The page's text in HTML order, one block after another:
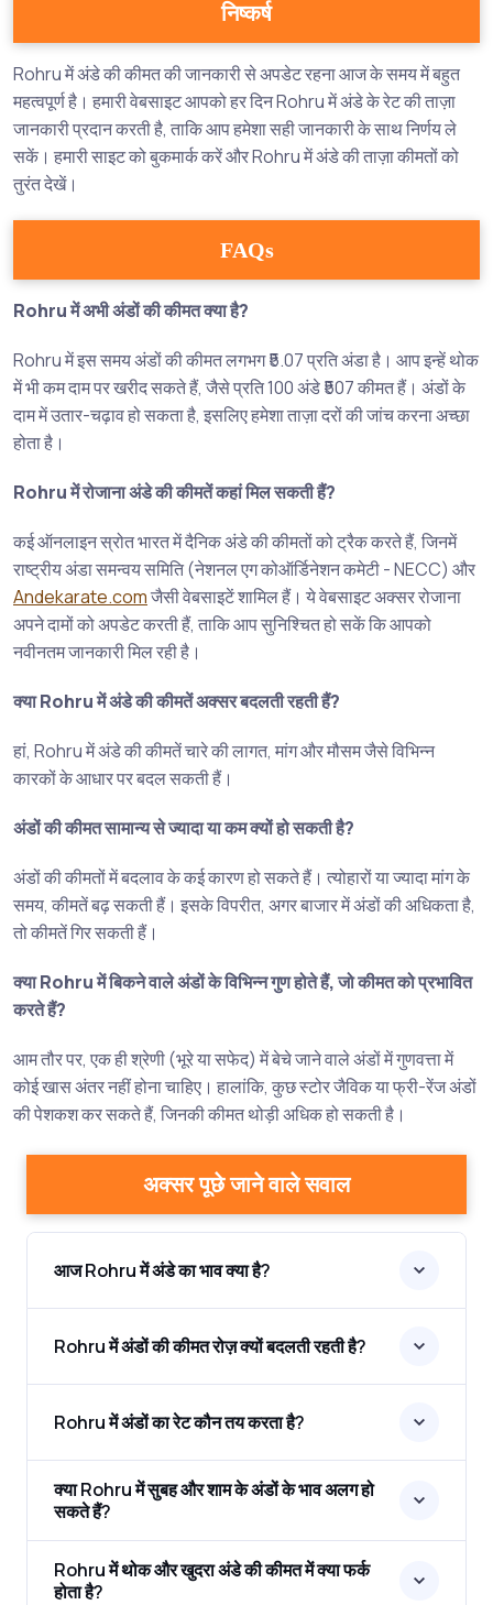
निष्कर्ष
Rohru में अंडे की कीमत की जानकारी से अपडेट रहना आज के समय में बहुत
महत्वपूर्ण है। हमारी वेबसाइट आपको हर दिन Rohru में अंडे के रेट की ताज़ा
जानकारी प्रदान करती है, ताकि आप हमेशा सही जानकारी के साथ निर्णय ले
सकें। हमारी साइट को बुकमार्क करें और Rohru में अंडे की ताज़ा कीमतों को
तुरंत देखें।
FAQs
Rohru में अभी अंडों की कीमत क्या है?
Rohru में इस समय अंडों की कीमत लगभग ₹5.07 प्रति अंडा है। आप इन्हें थोक
में भी कम दाम पर खरीद सकते हैं, जैसे प्रति 100 अंडे ₹507 कीमत हैं। अंडों के
दाम में उतार-चढ़ाव हो सकता है, इसलिए हमेशा ताज़ा दरों की जांच करना अच्छा
होता है।
Rohru में रोजाना अंडे की कीमतें कहां मिल सकती हैं?
कई ऑनलाइन स्रोत भारत में दैनिक अंडे की कीमतों को ट्रैक करते हैं, जिनमें
राष्ट्रीय अंडा समन्वय समिति (नेशनल एग कोऑर्डिनेशन कमेटी - NECC) और
Andekarate.comजैसी वेबसाइटें शामिल हैं। ये वेबसाइट अक्सर रोजाना
अपने दामों को अपडेट करती हैं, ताकि आप सुनिश्चित हो सकें कि आपको
नवीनतम जानकारी मिल रही है।
क्या Rohru में अंडे की कीमतें अक्सर बदलती रहती हैं?
हां, Rohru में अंडे की कीमतें चारे की लागत, मांग और मौसम जैसे विभिन्न
कारकों के आधार पर बदल सकती हैं।
अंडों की कीमत सामान्य से ज्यादा या कम क्यों हो सकती है?
अंडों की कीमतों में बदलाव के कई कारण हो सकते हैं। त्योहारों या ज्यादा मांग के
समय, कीमतें बढ़ सकती हैं। इसके विपरीत, अगर बाजार में अंडों की अधिकता है,
तो कीमतें गिर सकती हैं।
क्या Rohru में बिकने वाले अंडों के विभिन्न गुण होते हैं, जो कीमत को प्रभावित
करते हैं?
आम तौर पर, एक ही श्रेणी (भूरे या सफेद) में बेचे जाने वाले अंडों में गुणवत्ता में
कोई खास अंतर नहीं होना चाहिए। हालांकि, कुछ स्टोर जैविक या फ्री-रेंज अंडों
की पेशकश कर सकते हैं, जिनकी कीमत थोड़ी अधिक हो सकती है।
अक्सर पूछे जाने वाले सवाल
आज Rohru में अंडे का भाव क्या है?
Rohru में अंडों की कीमत रोज़ क्यों बदलती रहती है?
Rohru में अंडों का रेट कौन तय करता है?
क्या Rohru में सुबह और शाम के अंडों के भाव अलग हो
सकते हैं?
Rohru में थोक और खुदरा अंडे की कीमत में क्या फर्क
होता है?